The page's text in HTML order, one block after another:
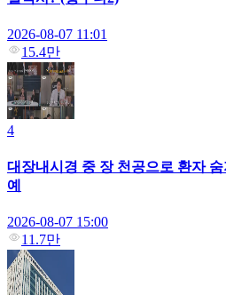
2026-08-07 11:01
15.4만
4
대장내시경 중 장 천공으로 환자
예
2026-08-07 15:00
11.7만